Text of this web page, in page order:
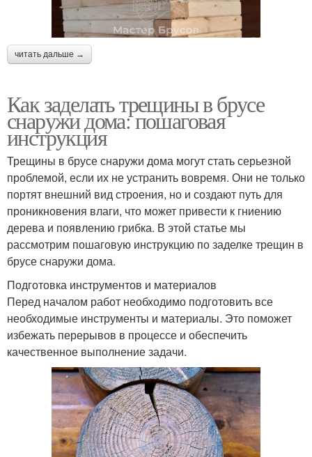
читать дальше →
Как заделать трещины в брусе
снаружи дома: пошаговая
инструкция
Трещины в брусе снаружи дома могут стать серьезной
проблемой, если их не устранить вовремя. Они не только
портят внешний вид строения, но и создают путь для
проникновения влаги, что может привести к гниению
дерева и появлению грибка. В этой статье мы
рассмотрим пошаговую инструкцию по заделке трещин в
брусе снаружи дома.
Подготовка инструментов и материалов
Перед началом работ необходимо подготовить все
необходимые инструменты и материалы. Это поможет
избежать перерывов в процессе и обеспечить
качественное выполнение задачи.